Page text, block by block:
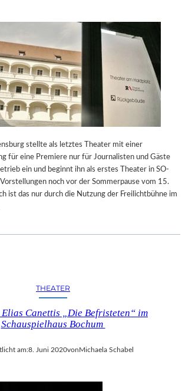
stellte als letztes Theater mit einer
für eine Premiere nur für Journalisten und Gäste
ein und beginnt ihn als erstes Theater in SO-
noch vor der Sommerpause vom 15.
ist das nur durch die Nutzung der Freilichtbühne im
THEATER
Elias Canettis „Die Befristeten“ im
Schauspielhaus Bochum
am:8. Juni 2020vonMichaela Schabel